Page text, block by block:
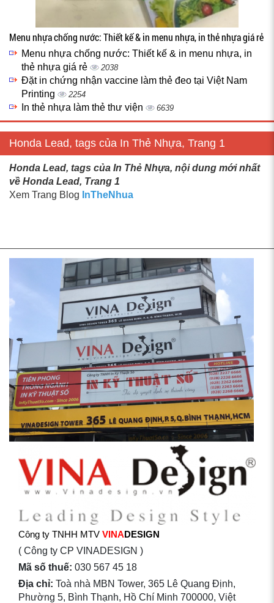
Menu nhựa chống nước: Thiết kế & in menu nhựa, in thẻ nhựa giá rẻ
Menu nhựa chống nước: Thiết kế & in menu nhựa, in
thẻ nhựa giá rẻ
2038
Đặt in chứng nhận vaccine làm thẻ đeo tại Việt Nam
Printing
2254
In thẻ nhựa làm thẻ thư viện 6639
Honda Lead, tags của In Thẻ Nhựa, Trang 1
Honda Lead, tags của In Thẻ Nhựa, nội dung mới nhất
về Honda Lead, Trang 1
Xem Trang Blog InTheNhua
Công ty TNHH MTV VINADESIGN
( Công ty CP VINADESIGN )
Mã số thuế: 030 567 45 18
Địa chỉ: Toà nhà MBN Tower, 365 Lê Quang Định,
Phường 5, Bình Thạnh, Hồ Chí Minh 700000, Việt